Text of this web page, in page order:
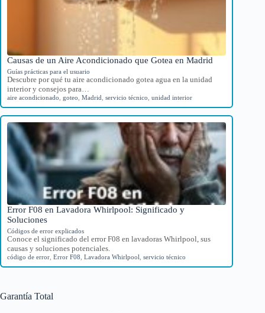
Causas de un Aire Acondicionado que Gotea en Madrid
Guías prácticas para el usuario
Descubre por qué tu aire acondicionado gotea agua en la unidad
interior y consejos para…
aire acondicionado goteo Madrid servicio técnico unidad interior
Error F08 en Lavadora Whirlpool: Significado y
Soluciones
Códigos de error explicados
Conoce el significado del error F08 en lavadoras Whirlpool, sus
causas y soluciones potenciales.
código de error Error F08 Lavadora Whirlpool servicio técnico
Garantía Total